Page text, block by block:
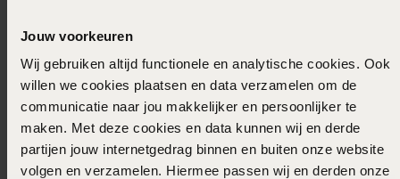
Jouw voorkeuren
Wij gebruiken altijd functionele en analytische cookies. Ook
willen we cookies plaatsen en data verzamelen om de
communicatie naar jou makkelijker en persoonlijker te
maken. Met deze cookies en data kunnen wij en derde
partijen jouw internetgedrag binnen en buiten onze website
volgen en verzamelen. Hiermee passen wij en derden onze
Selecteer maat & bestel
Ook leuk voor jou